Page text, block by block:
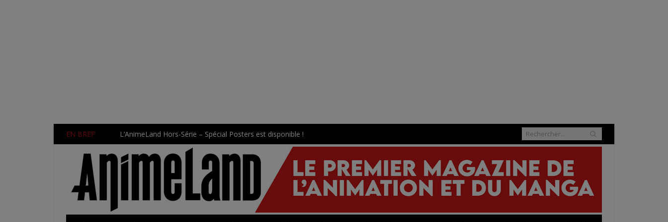
EN BREF L’AnimeLand Hors-Série – Spécial Posters est disponible !